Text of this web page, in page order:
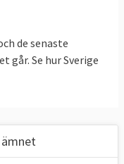
med
för
för
sig att
till 2030 (ESR)
de senaste
går. Se hur Sverige